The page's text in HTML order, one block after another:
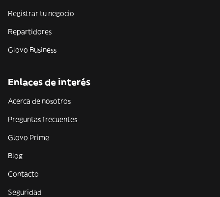
Registrar tu negocio
Repartidores
Glovo Business
Enlaces de interés
Acerca de nosotros
Preguntas frecuentes
Glovo Prime
Blog
Contacto
Seguridad